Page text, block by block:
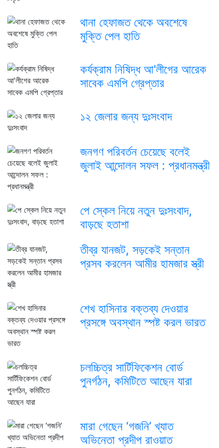
থানা হেফাজত থেকে অবশেষে
মুক্তি পেল হাতি
কর্যক্রাম নিষিদ্ধ আ'লীগের আরেক
সাবেক এমপি গ্রেপ্তার
১২ জেলার জন্য দুঃসংবাদ
জনগণ পরিবর্তন চেয়েছে বলেই
জুলাই আন্দোলন সফল : প্রধানমন্ত্রী
পে স্কেল নিয়ে নতুন দুঃসংবাদ,
বাড়ছে হতাশা
তীব্র যানজট, সড়কেই সন্তান
প্রসব করলেন আমীর হামজার স্ত্রী
শেখ হাসিনার বক্তব্য দেওয়ার
প্রসঙ্গে অবস্থান স্পষ্ট করল ভারত
চলচ্চিত্র সার্টিফিকেশন বোর্ড
পুনর্গঠন, কমিটিতে আছেন যারা
মারা গেছেন ‘গজনি’ খ্যাত
অভিনেতা প্রদীপ রাওয়াত